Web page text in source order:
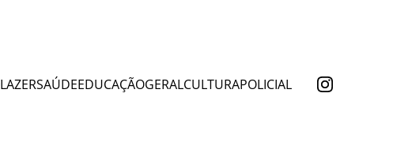
LAZERSAÚDEEDUCAÇÃOGERALCULTURAPOLICIAL